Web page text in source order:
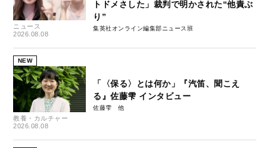
ニュース
2026.08.08
トドメさした」裁判で明かされた“他責ぶ
り”
集英社オンライン編集部ニュース班
NEW
教養・カルチャー
2026.08.08
「〈保る〉とは何か」『汽笛、聞こえ
る』佐藤雫 インタビュー
佐藤雫